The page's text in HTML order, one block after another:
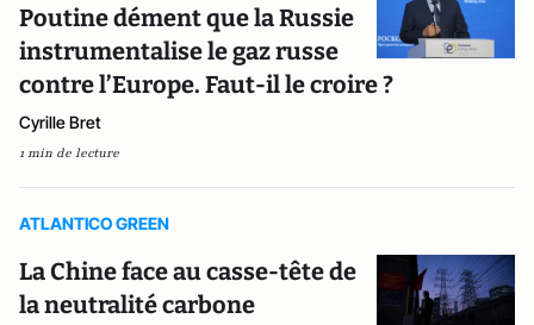
Poutine dément que la Russie
instrumentalise le gaz russe
contre l’Europe. Faut-il le croire ?
Cyrille Bret
1 min de lecture
ATLANTICO GREEN
La Chine face au casse-tête de
la neutralité carbone